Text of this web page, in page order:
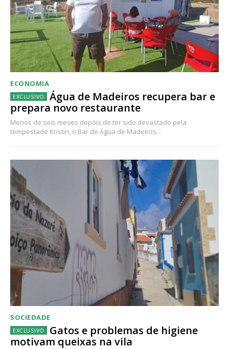
ECONOMIA
Água de Madeiros recupera bar e
prepara novo restaurante
Menos de seis meses depois de ter sido devastado pela
tempestade Kristin, o Bar de Água de Madeiros...
SOCIEDADE
Gatos e problemas de higiene
motivam queixas na vila